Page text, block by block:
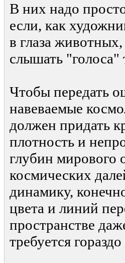
В них надо
если, как
в глаза
слышать "голоса"
Чтобы передать
навеваемые
должен придать
плотность и
глубин мирового
космических
динамику,
цвета и линий
пространстве
требуется